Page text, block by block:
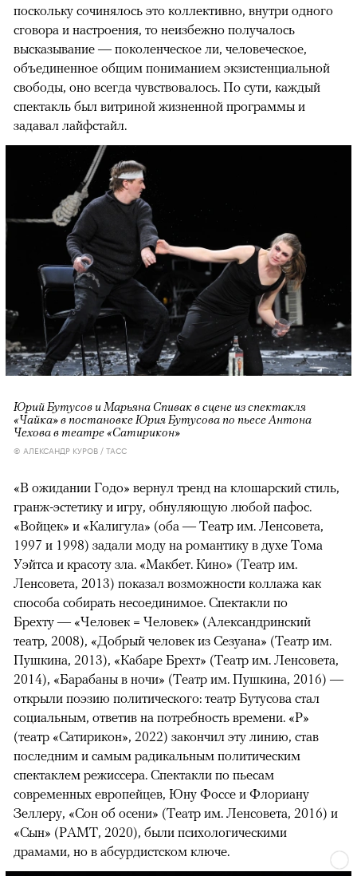
поскольку сочинялось это коллективно, внутри одного
сговора и настроения, то неизбежно получалось
высказывание — поколенческое ли, человеческое,
объединенное общим пониманием экзистенциальной
свободы, оно всегда чувствовалось. По сути, каждый
спектакль был витриной жизненной программы и
задавал лайфстайл.
Юрий Бутусов и Марьяна Спивак в сцене из спектакля
«Чайка» в постановке Юрия Бутусова по пьесе Антона
Чехова в театре «Сатирикон»
© АЛЕКСАНДР КУРОВ / ТАСС
«В ожидании Годо» вернул тренд на клошарский стиль,
гранж-эстетику и игру, обнуляющую любой пафос.
«Войцек» и «Калигула» (оба — Театр им. Ленсовета,
1997 и 1998) задали моду на романтику в духе Тома
Уэйтса и красоту зла. «Макбет. Кино» (Театр им.
Ленсовета, 2013) показал возможности коллажа как
способа собирать несоединимое. Спектакли по
Брехту — «Человек = Человек» (Александринский
театр, 2008), «Добрый человек из Сезуана» (Театр им.
Пушкина, 2013), «Кабаре Брехт» (Театр им. Ленсовета,
2014), «Барабаны в ночи» (Театр им. Пушкина, 2016) —
открыли поэзию политического: театр Бутусова стал
социальным, ответив на потребность времени. «Р»
(театр «Сатирикон», 2022) закончил эту линию, став
последним и самым радикальным политическим
спектаклем режиссера. Спектакли по пьесам
современных европейцев, Юну Фоссе и Флориану
Зеллеру, «Сон об осени» (Театр им. Ленсовета, 2016) и
«Сын» (РАМТ, 2020), были психологическими
драмами, но в абсурдистском ключе.